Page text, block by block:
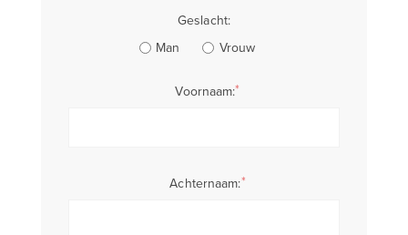
Geslacht:
Man
Vrouw
Voornaam:*
Achternaam:*